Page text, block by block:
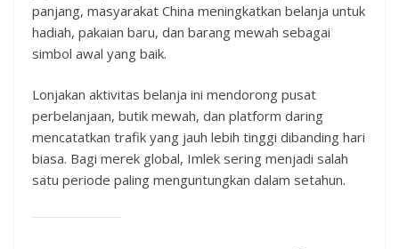
panjang, masyarakat China meningkatkan belanja untuk
hadiah, pakaian baru, dan barang mewah sebagai
simbol awal yang baik.
Lonjakan aktivitas belanja ini mendorong pusat
perbelanjaan, butik mewah, dan platform daring
mencatatkan trafik yang jauh lebih tinggi dibanding hari
biasa. Bagi merek global, Imlek sering menjadi salah
satu periode paling menguntungkan dalam setahun.